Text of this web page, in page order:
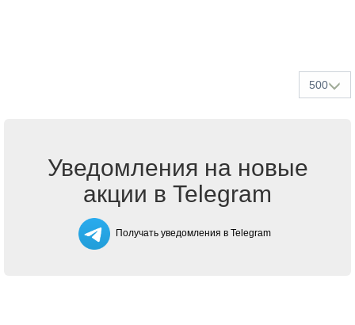
500
Уведомления на новые
акции в Telegram
Получать уведомления в Telegram